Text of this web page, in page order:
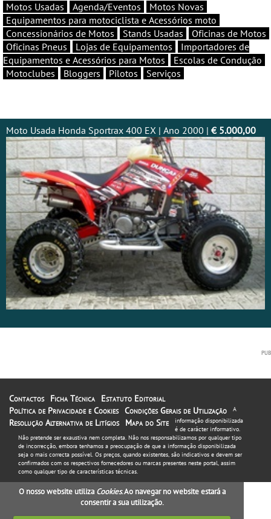
Motos Usadas Agenda/Eventos
Motos Novas
Equipamentos para motociclista e Acessórios moto
Concessionários de Motos
Stands Usadas
Oficinas de Motos
Oficinas Pneus
Lojas de Equipamentos
Importadores de
Equipamentos e Acessórios para Motos
Escolas de Condução
Motoclubes
Bloggers Pilotos Serviços
Moto Usada Honda Sportrax 400 EX | Ano 2000 | € 5.000,00
Contactos Ficha Técnica
Estatuto Editorial
Política de Privacidade e Cookies Condições Gerais de Utilização
Resolução Alternativa de Litígios
Mapa do Site
A
informação disponibilizada
é de carácter informativo.
Não pretende ser exaustiva nem completa. Não nos responsabilizamos por qualquer tipo
de incorrecção, embora tenhamos a preocupação de que a informação disponibilizada
seja o mais correcta possível. Os preços, quando existentes, são indicativos e devem ser
confirmados com os respectivos fornecedores ou marcas presentes neste portal, assim
como qualquer tipo de características técnicas.
O nosso website utiliza Cookies. Ao navegar no website estará a
consentir a sua utilização.